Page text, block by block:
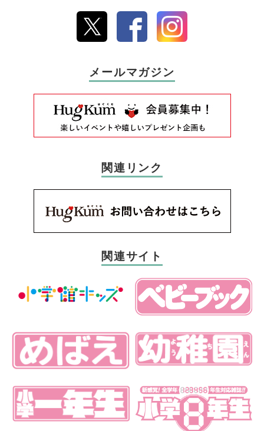
メールマガジン
関連リンク
関連サイト